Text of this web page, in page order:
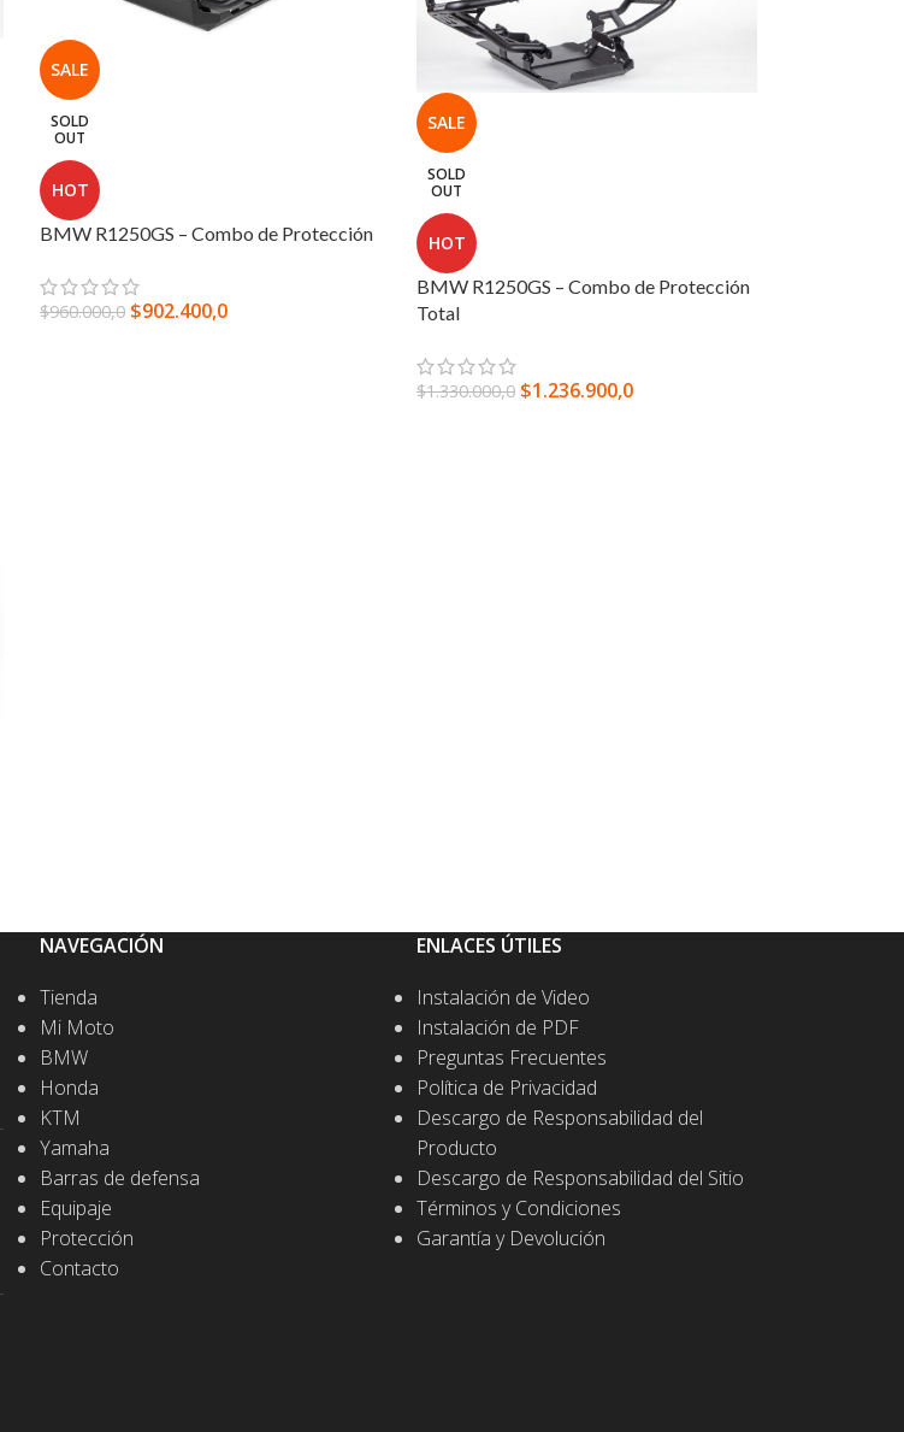
SALE
SOLD
OUT
HOT
BMW R1250GS – Combo de Protección
$960.000,0 $902.400,0
SALE
SOLD
OUT
HOT
BMW R1250GS – Combo de Protección
Total
$1.330.000,0 $1.236.900,0
NAVEGACIÓN
Tienda
Mi Moto
BMW
Honda
KTM
Yamaha
Barras de defensa
Equipaje
Protección
Contacto
ENLACES ÚTILES
Instalación de Video
Instalación de PDF
Preguntas Frecuentes
Política de Privacidad
Descargo de Responsabilidad del
Producto
Descargo de Responsabilidad del Sitio
Términos y Condiciones
Garantía y Devolución